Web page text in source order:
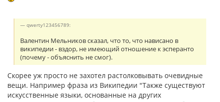
qwerty123456789:
Валентин Мельников сказал, что то, что нависано в
википедии - вздор, не имеющий отношение к эсперанто
(почему - объяснить не смог).
Скорее уж просто не захотел растолковывать очевидные
вещи. Например фраза из Википедии "Также существуют
искусственные языки, основанные на других